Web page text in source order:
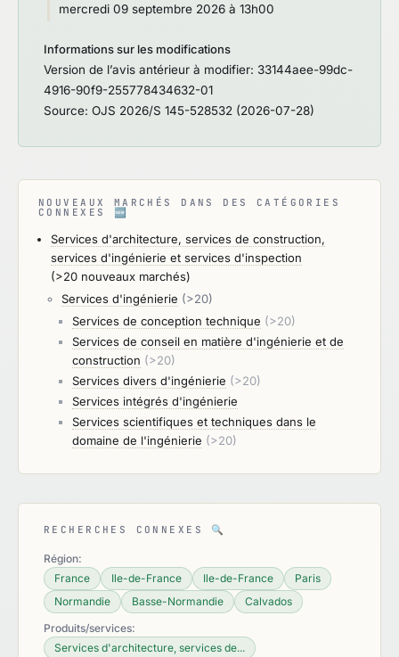
mercredi 09 septembre 2026 à 13h00
Informations sur les modifications
Version de l’avis antérieur à modifier: 33144aee-99dc-
4916-90f9-255778434632-01
Source: OJS 2026/S 145-528532 (2026-07-28)
NOUVEAUX MARCHÉS DANS DES CATÉGORIES
CONNEXES 🆕
Services d'architecture, services de construction,
services d'ingénierie et services d'inspection
(>20 nouveaux marchés)
Services d'ingénierie (>20)
Services de conception technique (>20)
Services de conseil en matière d'ingénierie et de
construction (>20)
Services divers d'ingénierie (>20)
Services intégrés d'ingénierie
Services scientifiques et techniques dans le
domaine de l'ingénierie (>20)
RECHERCHES CONNEXES 🔍
Région:
France
Ile-de-France Ile-de-France
Paris
Normandie
Basse-Normandie
Calvados
Produits/services:
Services d'architecture, services de...